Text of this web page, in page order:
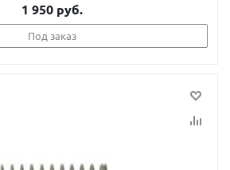
1 950 руб.
Под заказ